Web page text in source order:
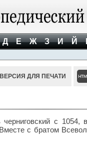
Д Е Ж З И Й
ВЕРСИЯ ДЛЯ ПЕЧАТИ
с 1054,
с братом